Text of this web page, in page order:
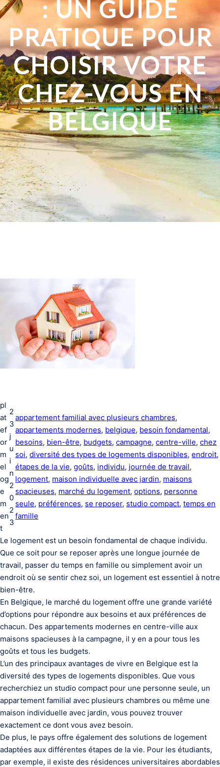
: UN GUIDE
PRATIQUE POUR
CHOISIR VOTRE
CHEZ-VOUS EN
BELGIQUE
pl
at
ef
or
m
el
og
e
m
en
t
2
3
j
u
i
n
2
0
2
3
appartement familial avec plusieurs chambres
appartements modernes, belgique, besoin fondamental
besoins, bien-être, budgets, campagne, centre-ville, chez
soi, diversité des types de logements disponibles, endroit
étapes de la vie, goûts, individu, journée de travail
logement, maison individuelle avec jardin, maisons
spacieuses, marché du logement, options, personne
seule, préférences, se reposer, studio compact, temps en
famille
Le logement est un besoin fondamental de chaque individu.
Que ce soit pour se reposer après une longue journée de
travail, passer du temps en famille ou simplement avoir un
endroit où se sentir chez soi, un logement est essentiel à notre
bien-être.
En Belgique, le marché du logement offre une grande variété
d’options pour répondre aux besoins et aux préférences de
chacun. Des appartements modernes en centre-ville aux
maisons spacieuses à la campagne, il y en a pour tous les
goûts et tous les budgets.
L’un des principaux avantages de vivre en Belgique est la
diversité des types de logements disponibles. Que vous
recherchiez un studio compact pour une personne seule, un
appartement familial avec plusieurs chambres ou même une
maison individuelle avec jardin, vous pouvez trouver
exactement ce dont vous avez besoin.
De plus, le pays offre également des solutions de logement
adaptées aux différentes étapes de la vie. Pour les étudiants,
par exemple, il existe des résidences universitaires abordables